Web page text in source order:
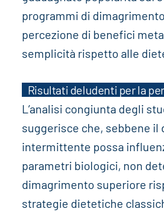
programmi di
percezione di benefici
semplicità rispetto alle
Risultati deludenti per la
L’analisi congiunta degli
suggerisce che, sebbene il
intermittente possa
parametri biologici, non
dimagrimento superiore
strategie dietetiche